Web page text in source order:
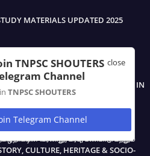
MATERIALS UPDATED 2025
திறனறிவும் மனக்கணக்கு நுண்ணறிவு /
ABILITY TEST STUDY MATERIALS IN
PDF
வரலாறு, மரபு, பண்பாடு மற்றும்
CULTURE, HERITAGE & SOCIO-
close
TNPSC SHOUTERS
Channel
TNPSC SHOUTERS
Telegram Channel